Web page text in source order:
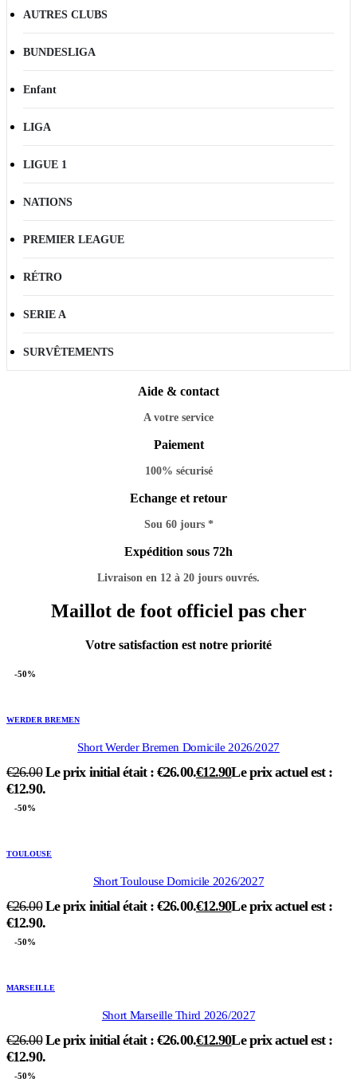
AUTRES CLUBS
BUNDESLIGA
Enfant
LIGA
LIGUE 1
NATIONS
PREMIER LEAGUE
RÉTRO
SERIE A
SURVÊTEMENTS
Aide & contact
A votre service
Paiement
100% sécurisé
Echange et retour
Sou 60 jours *
Expédition sous 72h
Livraison en 12 à 20 jours ouvrés.
Maillot de foot officiel pas cher
Votre satisfaction est notre priorité
-50%
WERDER BREMEN
Short Werder Bremen Domicile 2026/2027
€26.00 Le prix initial était : €26.00.€12.90Le prix actuel est :
€12.90.
-50%
TOULOUSE
Short Toulouse Domicile 2026/2027
€26.00 Le prix initial était : €26.00.€12.90Le prix actuel est :
€12.90.
-50%
MARSEILLE
Short Marseille Third 2026/2027
€26.00 Le prix initial était : €26.00.€12.90Le prix actuel est :
€12.90.
-50%